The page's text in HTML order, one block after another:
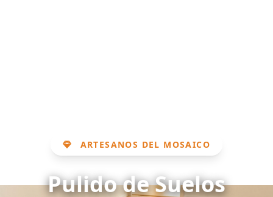
ARTESANOS DEL MOSAICO
Pulido de Suelos